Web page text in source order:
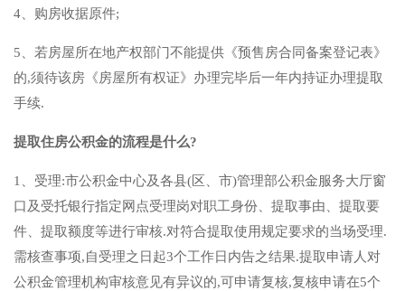
4、购房收据原件;
5、若房屋所在地产权部门不能提供《预售房合同备案登记表》
的,须待该房《房屋所有权证》办理完毕后一年内持证办理提取
手续.
提取住房公积金的流程是什么?
1、受理:市公积金中心及各县(区、市)管理部公积金服务大厅窗
口及受托银行指定网点受理岗对职工身份、提取事由、提取要
件、提取额度等进行审核.对符合提取使用规定要求的当场受理.
需核查事项,自受理之日起3个工作日内告之结果.提取申请人对
公积金管理机构审核意见有异议的,可申请复核,复核申请在5个